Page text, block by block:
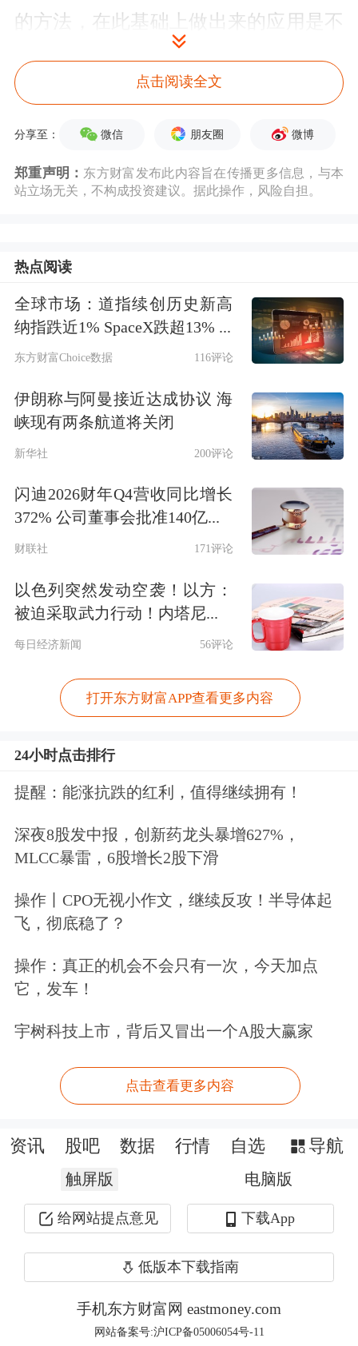
的方法，在此基础上做出来的应用是不
李彦宏强调，没有应用，芯片、模型都
没有价值。模型会有很多，但未来真正
统治这个世界的是应用，应用才是王
者。
价格最高降80%
言、百度搜索、百度地图等都接入了
DeepSeek满血版，在很多内外部应用场
“当然，DeepSeek也不是万能的。”李彦
宏指出，比如它只能处理文本、幻觉率
比较高，以及更大的问题——慢和
贵。“我们今天要发布的文心大模型的
4.5 Turbo和X1 Turbo，就是要解决这些
问题的。”
型4.5 Turbo、X1 Turbo具备多模态、强
推理、低成本三大特性。
据介绍，文心大模型X1 Turbo是基于4.5
时，具备更先进的思维链，问答、创
进一步增强，整体效果领先于
价格为0.8元，输出价格为3.2元，与文
DeepSeek-V3的40%；文心大模型X1
Turbo输入价格为每百万token 1元，输
出价格为4元，与文心X1相比，性能提
升的同时价格再降50%，仅为
DeepSeek-R1的25%。
李彦宏强调，当前开发者做AI应用的一
点击阅读全文
分享至： 微信 朋友圈 微博
郑重声明： 东方财富发布此内容旨在传播更多信息，与本
站立场无关，不构成投资建议。据此操作，风险自担。
热点阅读
全球市场：道指续创历史新高
纳指跌近1% SpaceX跌超13% ...
东方财富Choice数据 116评论
伊朗称与阿曼接近达成协议 海
峡现有两条航道将关闭
新华社 200评论
闪迪2026财年Q4营收同比增长
372% 公司董事会批准140亿...
财联社 171评论
以色列突然发动空袭！以方：
被迫采取武力行动！内塔尼...
每日经济新闻 56评论
打开东方财富APP查看更多内容
24小时点击排行
提醒：能涨抗跌的红利，值得继续拥有！
深夜8股发中报，创新药龙头暴增627%，
MLCC暴雷，6股增长2股下滑
操作丨CPO无视小作文，继续反攻！半导体起
飞，彻底稳了？
操作：真正的机会不会只有一次，今天加点
它，发车！
宇树科技上市，背后又冒出一个A股大赢家
点击查看更多内容
资讯 股吧 数据 行情 自选 导航
触屏版 电脑版
给网站提点意见 下载App
低版本下载指南
手机东方财富网 eastmoney.com
网站备案号:沪ICP备05006054号-11